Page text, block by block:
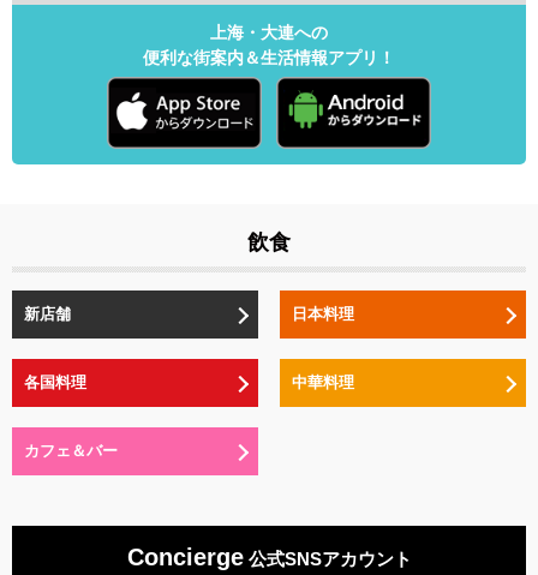
上海・大連への
便利な街案内＆生活情報アプリ！
飲食
新店舗 日本料理
各国料理 中華料理
カフェ＆バー
Concierge公式SNSアカウント